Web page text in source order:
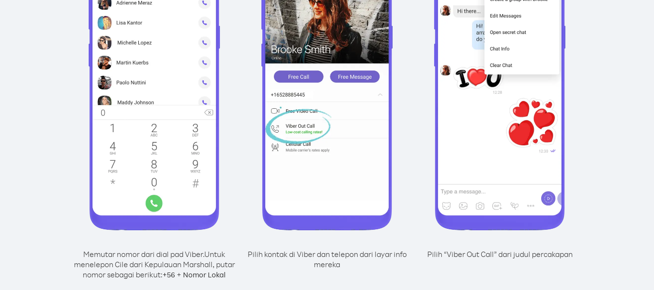
Memutar nomor dari dial pad Viber.Untuk
menelepon Cile dari Kepulauan Marshall, putar
nomor sebagai berikut:+56 + Nomor Lokal
Pilih kontak di Viber dan telepon dari layar info
mereka
Pilih “Viber Out Call” dari judul percakapan